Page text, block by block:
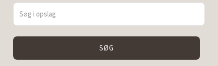
SØG